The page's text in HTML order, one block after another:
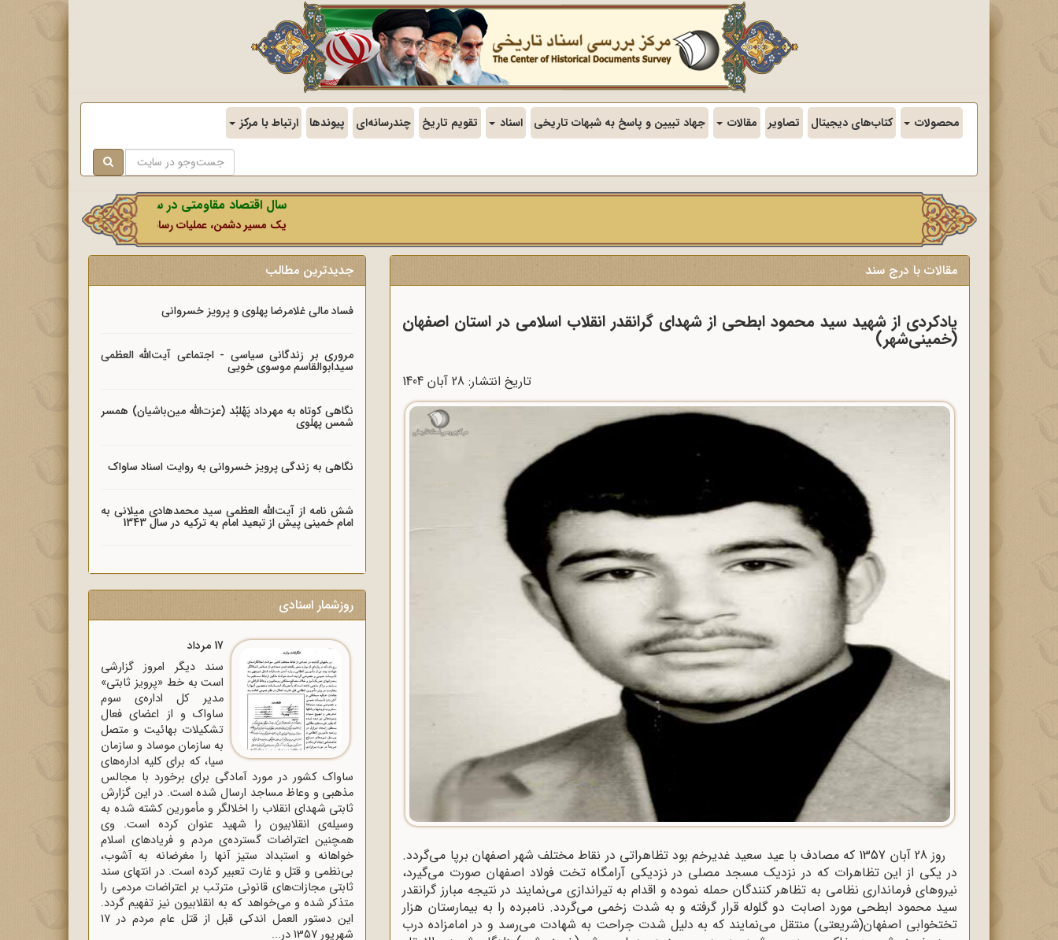
محصولات کتاب‌های دیجیتال تصاویر مقالات جهاد تبیین و پاسخ به شبهات تاریخی اسناد تقویم تاریخ چندرسانه‌ای پیوندها ارتباط با مرکز
سال اقتصاد مقاومتی در سایه وحدت ملی و امنیت ملی.
یک مسیر دشمن، عملیات رسانه‌ای او است که در این ایام بطور
مقالات با درج سند
یادکردی از شهید سید محمود ابطحی از شهدای گرانقدر انقلاب اسلامی در استان اصفهان
(خمینی‌شهر)
تاریخ انتشار: 28 آبان 1404
روز 28 آبان 1357 که مصادف با عید سعید غدیرخم بود تظاهراتی در نقاط مختلف شهر اصفهان برپا می‌گردد.
در یکی از این تظاهرات که در نزدیک مسجد مصلی در نزدیکی آرامگاه تخت فولاد اصفهان صورت می‌گیرد،
نیروهای فرمانداری نظامی به تظاهر کنندگان حمله نموده و اقدام به تیراندازی می‌نمایند در نتیجه مبارز گرانقدر
سید محمود ابطحی مورد اصابت دو گلوله قرار گرفته و به شدت زخمی می‌گردد. نامبرده را به بیمارستان هزار
تختخوابی اصفهان(شریعتی) منتقل می‌نمایند که به دلیل شدت جراحت به شهادت می‌رسد و در امامزاده درب
جدیدترین مطالب
فساد مالی غلامرضا پهلوی و پرویز خسروانی
مروری بر زندگانی سیاسی - اجتماعی آیت‌الله العظمی
سیدابوالقاسم موسوی خویی
نگاهی کوتاه به مهرداد پَهْلبُد (عزت‌الله مین‌باشیان) همسر
شمس پهلوی
نگاهی به زندگی پرویز خسروانی به روایت اسناد ساواک
شش نامه از آیت‌الله العظمی سید محمدهادی میلانی به
امام خمینی پیش از تبعید امام به ترکیه در سال 1343
روزشمار اسنادی
17 مرداد
سند دیگر امروز گزارشی
است به خط «پرویز ثابتی»
مدیر کل اداره‌ی سوم
ساواک و از اعضای فعال
تشکیلات بهائیت و متصل
به سازمان موساد و سازمان
سیا، که برای کلیه اداره‌های
ساواک‌ کشور در مورد آمادگی برای برخورد با مجالس
مذهبی و وعاظ مساجد ارسال شده است. در این گزارش
ثابتی شهدای انقلاب را اخلالگر و مأمورین کشته شده به
وسیله‌ی انقلابیون را شهید عنوان کرده است. وی
همچنین اعتراضات گسترده‌ی مردم و فریادهای اسلام
خواهانه و استبداد ستیز آنها را مغرضانه به آشوب،
بی‌نظمی و قتل و غارت تعبیر کرده است. در انتهای سند
ثابتی مجازات‌های قانونی مترتب بر اعتراضات مردمی را
متذکر شده و می‌خواهد که به انقلابیون نیز تفهیم گردد.
این دستور العمل اندکی قبل از قتل عام مردم در 17
شهریور 1357 در...